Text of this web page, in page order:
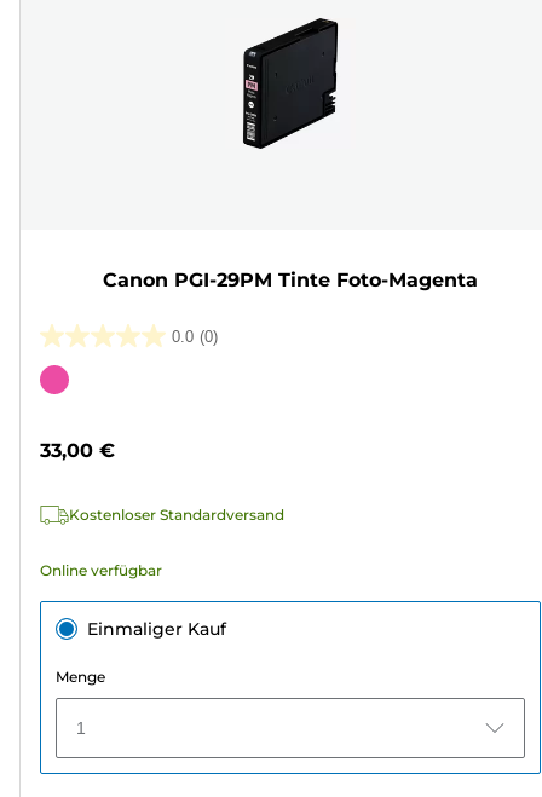
Canon PGI-29PM Tinte Foto-Magenta
0.0 (0)
0.0
von
Farbpatrone
33,00 €
Kostenloser Standardversand
Online verfügbar
Einmaliger Kauf
Menge
1